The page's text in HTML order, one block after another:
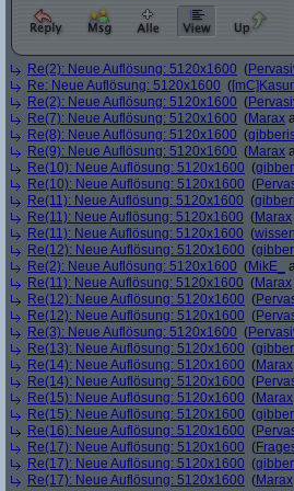
Re(2): Neue Auflösung: 5120x1600 (
Re: Neue Auflösung: 5120x1600 (
Re(2): Neue Auflösung: 5120x1600 (
Re(7): Neue Auflösung: 5120x1600 (Marax
Re(8): Neue Auflösung: 5120x1600 (
Re(9): Neue Auflösung: 5120x1600 (Marax
Re(10): Neue Auflösung: 5120x1600 (
Re(10): Neue Auflösung: 5120x1600 (
Re(11): Neue Auflösung: 5120x1600 (
Re(11): Neue Auflösung: 5120x1600 (Marax
Re(11): Neue Auflösung: 5120x1600 (
Re(12): Neue Auflösung: 5120x1600 (
Re(2): Neue Auflösung: 5120x1600 (MikE_
Re(11): Neue Auflösung: 5120x1600 (Marax
Re(12): Neue Auflösung: 5120x1600 (
Re(12): Neue Auflösung: 5120x1600 (
Re(3): Neue Auflösung: 5120x1600 (
Re(13): Neue Auflösung: 5120x1600 (
Re(14): Neue Auflösung: 5120x1600 (Marax
Re(14): Neue Auflösung: 5120x1600 (
Re(15): Neue Auflösung: 5120x1600 (Marax
Re(15): Neue Auflösung: 5120x1600 (
Re(16): Neue Auflösung: 5120x1600 (
Re(17): Neue Auflösung: 5120x1600 (
Re(17): Neue Auflösung: 5120x1600 (
Re(17): Neue Auflösung: 5120x1600 (Marax